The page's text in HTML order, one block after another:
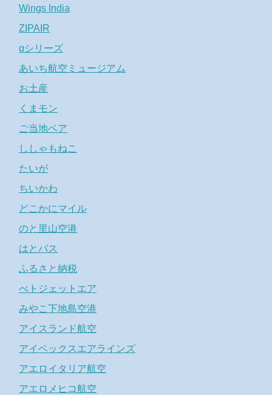
Wings India
ZIPAIR
αシリーズ
あいち航空ミュージアム
お土産
くまモン
ご当地ベア
ししゃもねこ
たいが
ちいかわ
どこかにマイル
のと里山空港
はとバス
ふるさと納税
べトジェットエア
みやこ下地島空港
アイスランド航空
アイベックスエアラインズ
アエロイタリア航空
アエロメヒコ航空